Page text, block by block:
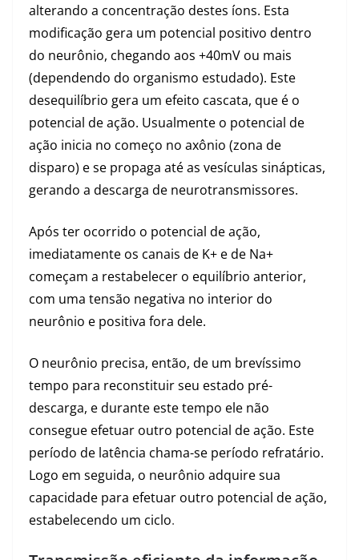
alterando a concentração destes íons. Esta
modificação gera um potencial positivo dentro
do neurônio, chegando aos +40mV ou mais
(dependendo do organismo estudado). Este
desequilíbrio gera um efeito cascata, que é o
potencial de ação. Usualmente o potencial de
ação inicia no começo no axônio (zona de
disparo) e se propaga até as vesículas sinápticas,
gerando a descarga de neurotransmissores.
Após ter ocorrido o potencial de ação,
imediatamente os canais de K+ e de Na+
começam a restabelecer o equilíbrio anterior,
com uma tensão negativa no interior do
neurônio e positiva fora dele.
O neurônio precisa, então, de um brevíssimo
tempo para reconstituir seu estado pré-
descarga, e durante este tempo ele não
consegue efetuar outro potencial de ação. Este
período de latência chama-se período refratário.
Logo em seguida, o neurônio adquire sua
capacidade para efetuar outro potencial de ação,
estabelecendo um ciclo.